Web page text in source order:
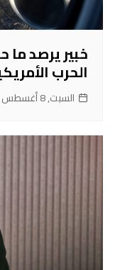
خبير يرصد
الحرب
السبت, 8 أغسطس 2026, 17:54